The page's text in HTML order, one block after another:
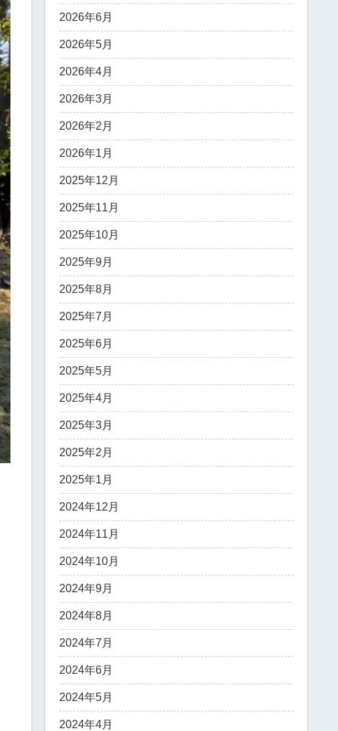
2026年6月
2026年5月
2026年4月
2026年3月
2026年2月
2026年1月
2025年12月
2025年11月
2025年10月
2025年9月
2025年8月
2025年7月
2025年6月
2025年5月
2025年4月
2025年3月
2025年2月
2025年1月
2024年12月
2024年11月
2024年10月
2024年9月
2024年8月
2024年7月
2024年6月
2024年5月
2024年4月